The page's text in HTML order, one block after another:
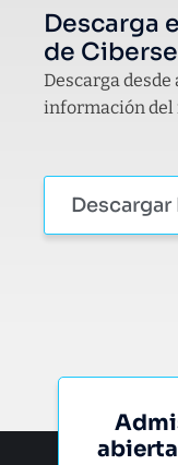
Descarga
de
Descarga
información del